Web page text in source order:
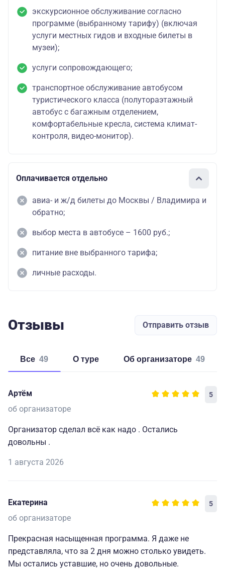
экскурсионное обслуживание согласно
программе (выбранному тарифу) (включая
услуги местных гидов и входные билеты в
музеи);
услуги сопровождающего;
транспортное обслуживание автобусом
туристического класса (полутораэтажный
автобус с багажным отделением,
комфортабельные кресла, система климат-
контроля, видео-монитор).
Оплачивается отдельно
авиа- и ж/д билеты до Москвы / Владимира и
обратно;
выбор места в автобусе – 1600 руб.;
питание вне выбранного тарифа;
личные расходы.
Отзывы Отправить отзыв
Все 49 о туре об организаторе 49
Артём 5
об организаторе
Организатор сделал всё как надо . Остались
довольны .
1 августа 2026
Екатерина 5
об организаторе
Прекрасная насыщенная программа. Я даже не
представляла, что за 2 дня можно столько увидеть.
Мы остались уставшие, но очень довольные.